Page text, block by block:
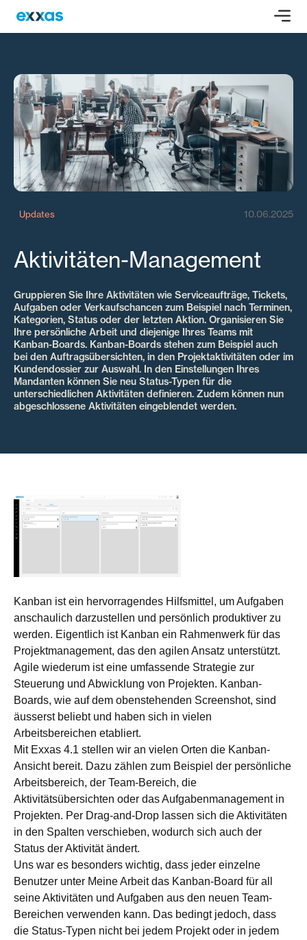
Updates 10.06.2025
Aktivitäten-Management
Gruppieren Sie Ihre Aktivitäten wie Serviceaufträge, Tickets,
Aufgaben oder Verkaufschancen zum Beispiel nach Terminen,
Kategorien, Status oder der letzten Aktion. Organisieren Sie
Ihre persönliche Arbeit und diejenige Ihres Teams mit
Kanban-Boards. Kanban-Boards stehen zum Beispiel auch
bei den Auftragsübersichten, in den Projektaktivitäten oder im
Kundendossier zur Auswahl. In den Einstellungen Ihres
Mandanten können Sie neu Status-Typen für die
unterschiedlichen Aktivitäten definieren. Zudem können nun
abgeschlossene Aktivitäten eingeblendet werden.
Kanban ist ein hervorragendes Hilfsmittel, um Aufgaben
anschaulich darzustellen und persönlich produktiver zu
werden. Eigentlich ist Kanban ein Rahmenwerk für das
Projektmanagement, das den agilen Ansatz unterstützt.
Agile wiederum ist eine umfassende Strategie zur
Steuerung und Abwicklung von Projekten. Kanban-
Boards, wie auf dem obenstehenden Screenshot, sind
äusserst beliebt und haben sich in vielen
Arbeitsbereichen etabliert.
Mit Exxas 4.1 stellen wir an vielen Orten die Kanban-
Ansicht bereit. Dazu zählen zum Beispiel der persönliche
Arbeitsbereich, der Team-Bereich, die
Aktivitätsübersichten oder das Aufgabenmanagement in
Projekten. Per Drag-and-Drop lassen sich die Aktivitäten
in den Spalten verschieben, wodurch sich auch der
Status der Aktivität ändert.
Uns war es besonders wichtig, dass jeder einzelne
Benutzer unter Meine Arbeit das Kanban-Board für all
seine Aktivitäten und Aufgaben aus den neuen Team-
Bereichen verwenden kann. Das bedingt jedoch, dass
die Status-Typen nicht bei jedem Projekt oder in jedem